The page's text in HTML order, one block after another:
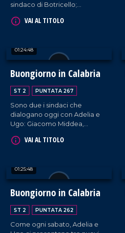
sindaco di Botricello;
Gizzeria; Cataldo Minò,
VAI AL TITOLO
01:24:48
Buongiorno in Calabria
ST 2 PUNTATA 267
Sono due i sindaci che
dialogano oggi con Adelia e
Ugo: Giacomo Middea,
Rossana Tassone, prima
VAI AL TITOLO
01:25:48
Buongiorno in Calabria
ST 2 PUNTATA 262
Come ogni sabato, Adelia e